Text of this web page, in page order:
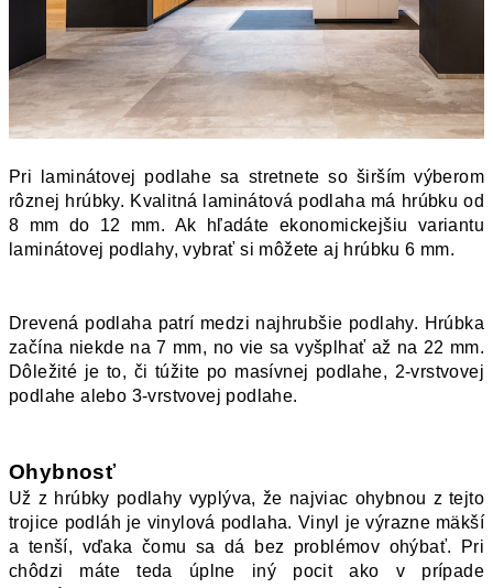
Pri laminátovej podlahe sa stretnete so širším výberom
rôznej hrúbky. Kvalitná laminátová podlaha má hrúbku od
8 mm do 12 mm. Ak hľadáte ekonomickejšiu variantu
laminátovej podlahy, vybrať si môžete aj hrúbku 6 mm.
Drevená podlaha patrí medzi najhrubšie podlahy. Hrúbka
začína niekde na 7 mm, no vie sa vyšplhať až na 22 mm.
Dôležité je to, či túžite po masívnej podlahe, 2-vrstvovej
podlahe alebo 3-vrstvovej podlahe.
Ohybnosť
Už z hrúbky podlahy vyplýva, že najviac ohybnou z tejto
trojice podláh je vinylová podlaha. Vinyl je výrazne mäkší
a tenší, vďaka čomu sa dá bez problémov ohýbať. Pri
chôdzi máte teda úplne iný pocit ako v prípade